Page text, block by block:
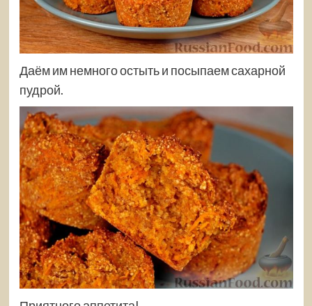
Даём им немного остыть и посыпаем сахарной
пудрой.